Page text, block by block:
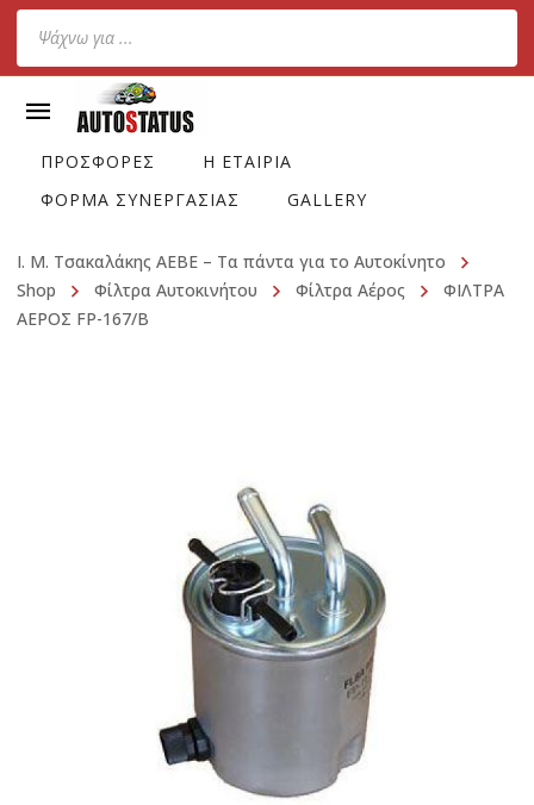
Products
search
ΠΡΟΣΦΟΡΕΣ
Η ΕΤΑΙΡΙΑ
ΦΟΡΜΑ ΣΥΝΕΡΓΑΣΙΑΣ
GALLERY
Ι. Μ. Τσακαλάκης ΑΕΒΕ – Τα πάντα για το Αυτοκίνητο
Shop
Φίλτρα Αυτοκινήτου Φίλτρα Αέρος
ΦΙΛΤΡΑ
ΑΕΡΟΣ FP-167/B